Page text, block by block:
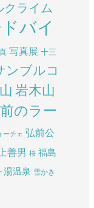
クライム
バイ
写真展 十三
ンブルコ
岩木山
のラー
ーチェ 弘前公
善男 桜 福島
湯温泉 雪かき